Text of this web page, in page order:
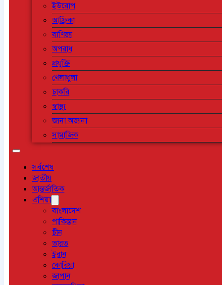
ইউরোপ
আফ্রিকা
বাণিজ্য
অপরাধ
প্রযুক্তি
খেলাধুলা
চাকরি
স্বাস্থ্য
জানা অজানা
সামাজিক
সর্বশেষ
জাতীয়
আন্তর্জাতিক
এশিয়া
বাংলাদেশ
পাকিস্তান
চীন
ভারত
ইরান
কোরিয়া
জাপান